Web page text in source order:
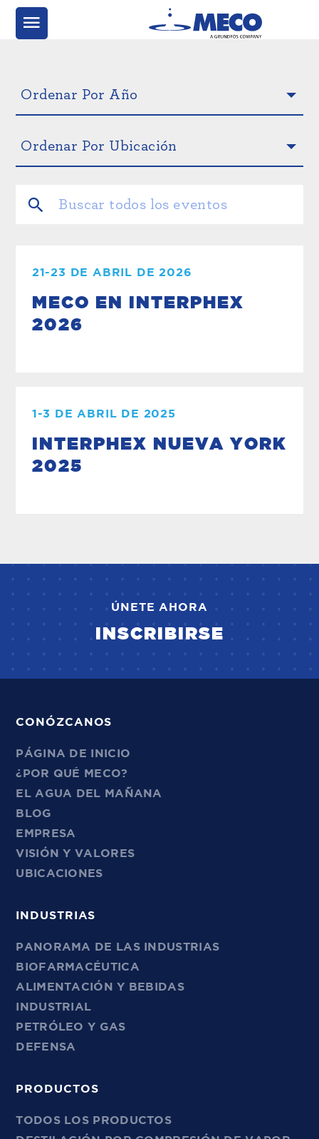
21-23 DE ABRIL DE 2026
MECO EN INTERPHEX
2026
1-3 DE ABRIL DE 2025
INTERPHEX NUEVA YORK
2025
ÚNETE AHORA
INSCRIBIRSE
CONÓZCANOS
PÁGINA DE INICIO
¿POR QUÉ MECO?
EL AGUA DEL MAÑANA
BLOG
EMPRESA
VISIÓN Y VALORES
UBICACIONES
INDUSTRIAS
PANORAMA DE LAS INDUSTRIAS
BIOFARMACÉUTICA
ALIMENTACIÓN Y BEBIDAS
INDUSTRIAL
PETRÓLEO Y GAS
DEFENSA
PRODUCTOS
TODOS LOS PRODUCTOS